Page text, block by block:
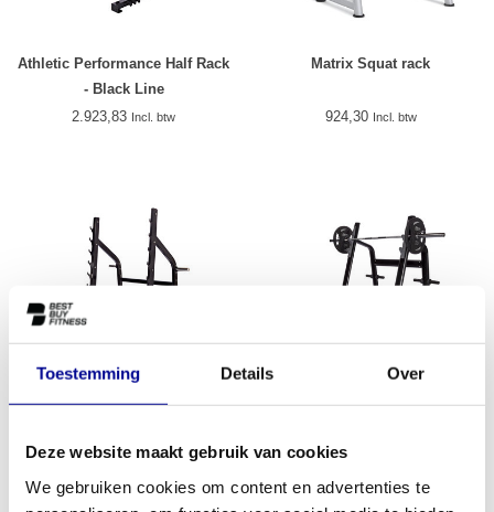
Toestemming Details Over
Deze website maakt gebruik van cookies
We gebruiken cookies om content en advertenties te
Athletic Performance Half Rack
- Black Line
2.923,83 Incl. btw
Matrix Squat rack
924,30 Incl. btw
Rack - Black Line
1.499,00 Incl. btw
Squat Rack Blue Line
1.169,83Incl. btw